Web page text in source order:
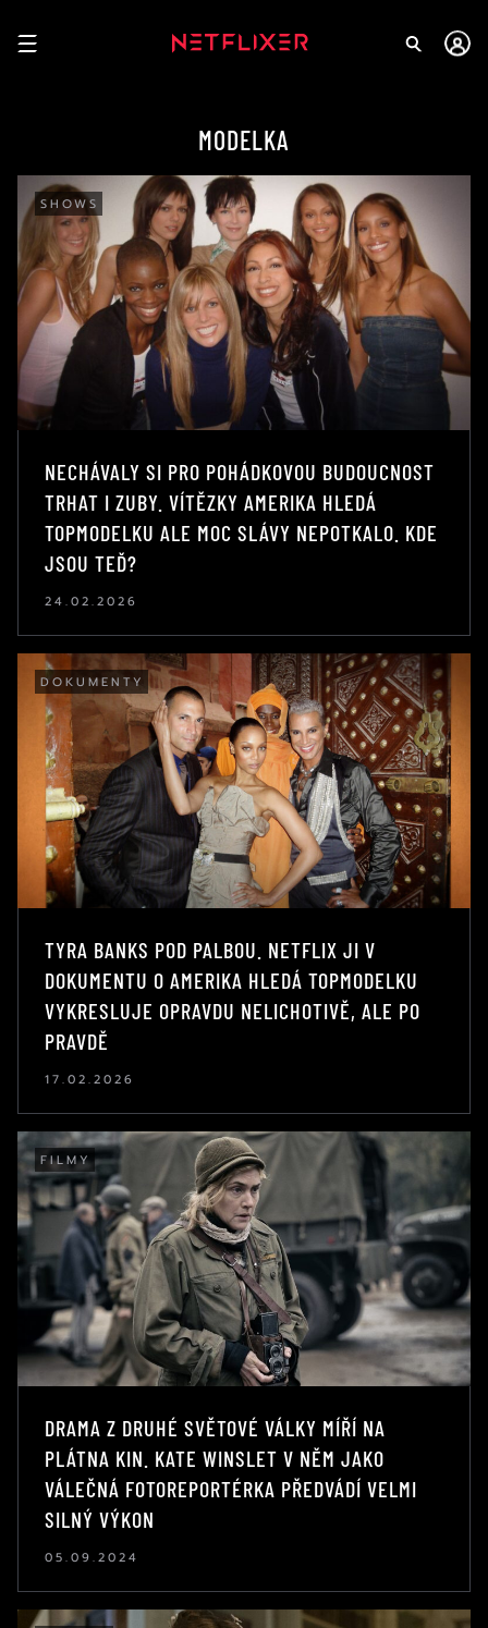
MODELKA
SHOWS
NECHÁVALY SI PRO POHÁDKOVOU BUDOUCNOST
TRHAT I ZUBY. VÍTĚZKY AMERIKA HLEDÁ
TOPMODELKU ALE MOC SLÁVY NEPOTKALO. KDE
JSOU TEĎ?
24.02.2026
DOKUMENTY
TYRA BANKS POD PALBOU. NETFLIX JI V
DOKUMENTU O AMERIKA HLEDÁ TOPMODELKU
VYKRESLUJE OPRAVDU NELICHOTIVĚ, ALE PO
PRAVDĚ
17.02.2026
FILMY
DRAMA Z DRUHÉ SVĚTOVÉ VÁLKY MÍŘÍ NA
PLÁTNA KIN. KATE WINSLET V NĚM JAKO
VÁLEČNÁ FOTOREPORTÉRKA PŘEDVÁDÍ VELMI
SILNÝ VÝKON
05.09.2024